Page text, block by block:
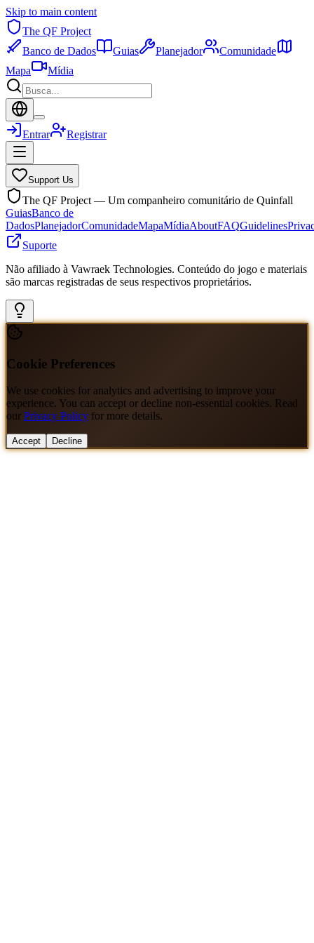
Skip to main content
The QF Project
Banco de Dados
Guias Planejador
Comunidade
Mapa
Mídia
Entrar Registrar
Support Us
The QF Project — Um companheiro comunitário de Quinfall
GuiasBanco de
DadosPlanejadorComunidadeMapaMídiaAboutFAQGuidelines
Suporte
Não afiliado à Vawraek Technologies. Conteúdo do jogo e materiais
são marcas registradas de seus respectivos proprietários.
Cookie Preferences
We use cookies for analytics and advertising to improve your
experience. You can accept or decline non-essential cookies. Read
our Privacy Policy for more details.
Accept Decline